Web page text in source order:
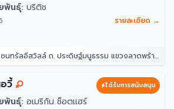
พันธุ์: บริติช
รายละเอียด →
สวิลล์ ถ. ประดิษฐ์มนูธรรม แขวงลาดพร้าว ลาดพร้าว กรุงเทพมหานคร 10230
วี้ ได้รับการสนับสนุน
พันธุ์: อเมริกัน ช็อตแฮร์